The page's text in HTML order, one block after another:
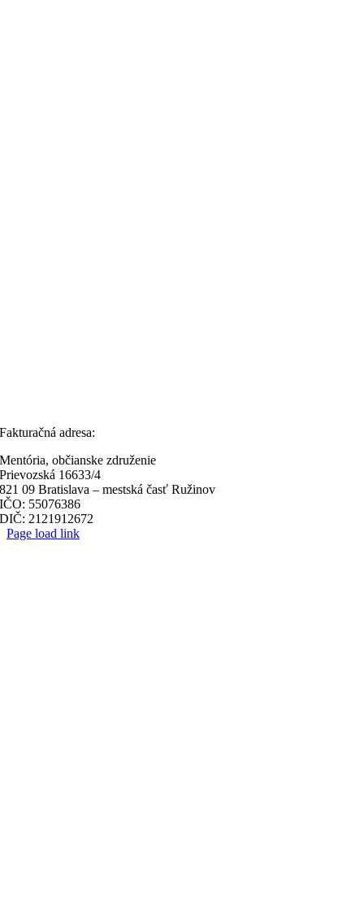
Fakturačná adresa:
Mentória, občianske združenie
Prievozská 16633/4
821 09 Bratislava – mestská časť Ružinov
IČO: 55076386
DIČ: 2121912672
Page load link